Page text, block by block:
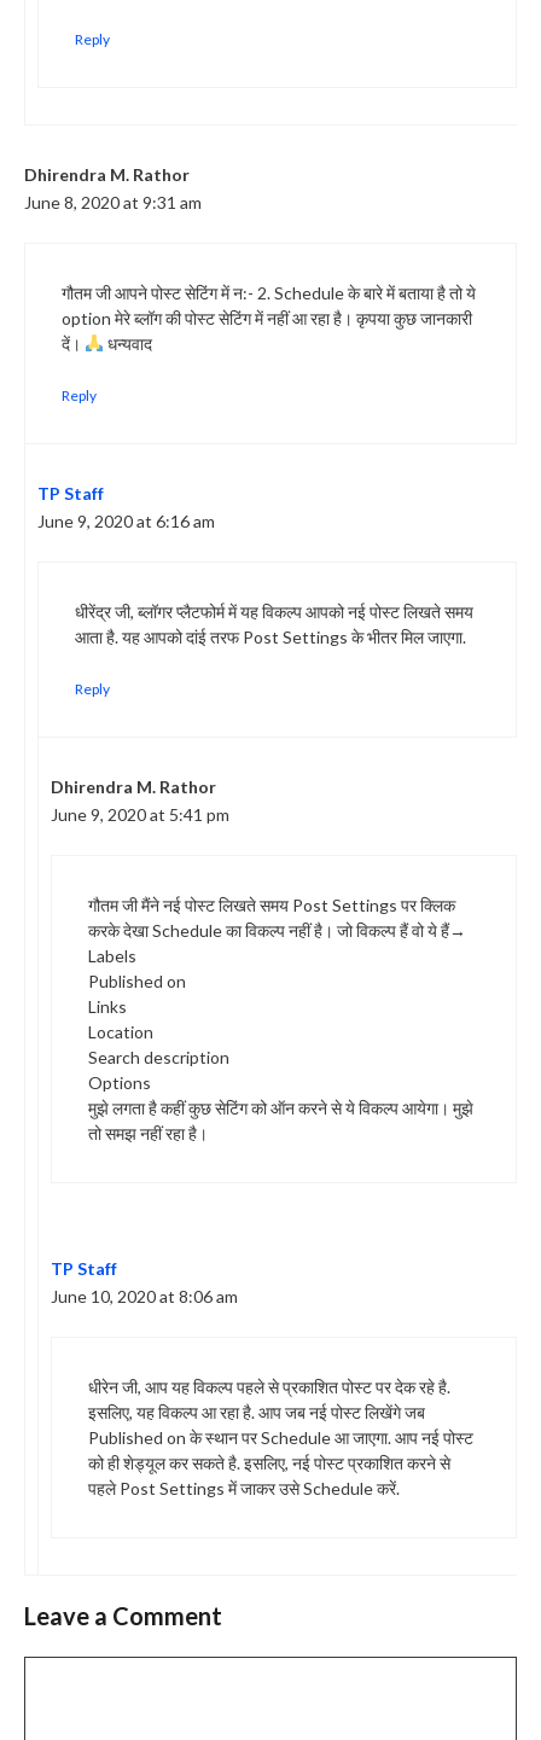
Reply
Dhirendra M. Rathor
June 8, 2020 at 9:31 am
गौतम जी आपने पोस्ट सेटिंग में न:- 2. Schedule के बारे में बताया है तो ये
option मेरे ब्लॉग की पोस्ट सेटिंग में नहीं आ रहा है। कृपया कुछ जानकारी
दें।
धन्यवाद
Reply
TP Staff
June 9, 2020 at 6:16 am
धीरेंद्र जी, ब्लॉगर प्लैटफोर्म में यह विकल्प आपको नई पोस्ट लिखते समय
आता है. यह आपको दांई तरफ Post Settings के भीतर मिल जाएगा.
Reply
Dhirendra M. Rathor
June 9, 2020 at 5:41 pm
गौतम जी मैंने नई पोस्ट लिखते समय Post Settings पर क्लिक
करके देखा Schedule का विकल्प नहीं है। जो विकल्प हैं वो ये हैं→
Labels
Published on
Links
Location
Search description
Options
मुझे लगता है कहीं कुछ सेटिंग को ऑन करने से ये विकल्प आयेगा। मुझे
तो समझ नहीं रहा है।
TP Staff
June 10, 2020 at 8:06 am
धीरेन जी, आप यह विकल्प पहले से प्रकाशित पोस्ट पर देक रहे है.
इसलिए, यह विकल्प आ रहा है. आप जब नई पोस्ट लिखेंगे जब
Published on के स्थान पर Schedule आ जाएगा. आप नई पोस्ट
को ही शेड्यूल कर सकते है. इसलिए, नई पोस्ट प्रकाशित करने से
पहले Post Settings में जाकर उसे Schedule करें.
Leave a Comment